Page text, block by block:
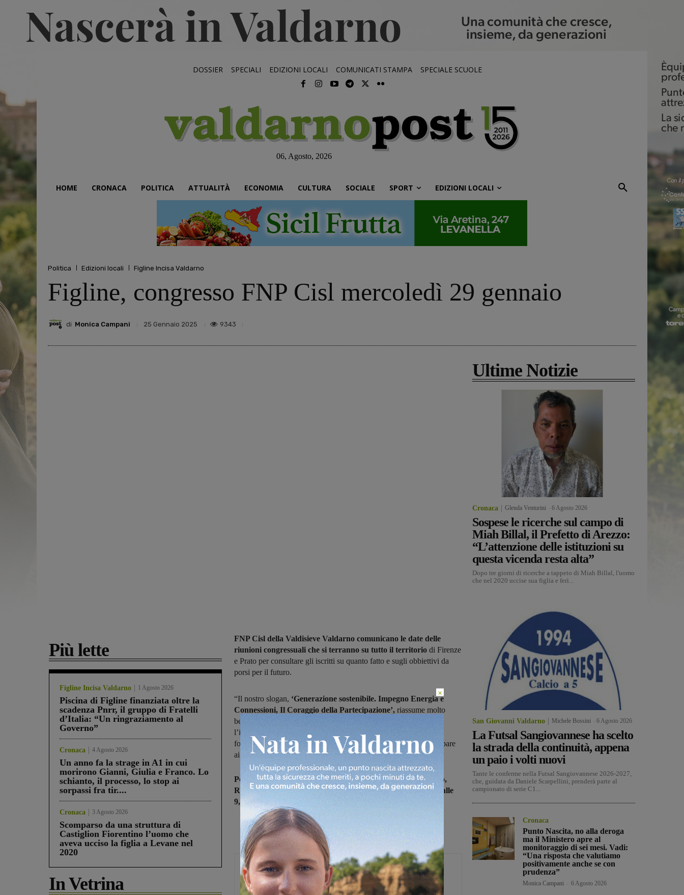
DOSSIER SPECIALI EDIZIONI LOCALI COMUNICATI STAMPA SPECIALE SCUOLE
06, Agosto, 2026
HOME CRONACA POLITICA ATTUALITÀ ECONOMIA CULTURA SOCIALE SPORT EDIZIONI LOCALI
Politica Edizioni locali Figline Incisa Valdarno
Figline, congresso FNP Cisl mercoledì 29 gennaio
di Monica Campani 25 Gennaio 2025 9343
Più lette
Figline Incisa Valdarno 1 Agosto 2026
Piscina di Figline finanziata oltre la
scadenza Pnrr, il gruppo di Fratelli
d’Italia: “Un ringraziamento al
Governo”
Cronaca 4 Agosto 2026
Un anno fa la strage in A1 in cui
morirono Gianni, Giulia e Franco. Lo
schianto, il processo, lo stop ai
sorpassi fra tir....
Cronaca 3 Agosto 2026
Scomparso da una struttura di
Castiglion Fiorentino l’uomo che
aveva ucciso la figlia a Levane nel
2020
In Vetrina
FNP Cisl della Valdisieve Valdarno comunicano le date delle
riunioni congressuali che si terranno su tutto il territorio di Firenze
e Prato per consultare gli iscritti su quanto fatto e sugli obbiettivi da
porsi per il futuro.
“Il nostro slogan, ‘Generazione sostenibile. Impegno Energia e
Connessioni, Il Coraggio della Partecipazione’, riassume molto
bene quale sia il nostro percorso per i prossimi anni, per questo
l’impegno di tutti gli iscritti alla FNP Cisl di Firenze e Prato è
fondamentale e il primo passo di questo nuovo percorso è partecipare
ai Precongressi di base”.
Per l’area Valdarno, per i comuni diFigline e Incisa Valdarno,
Reggello, Rignano la riunione si terrà mercoledì 29 Gennaio alle
9,30 al Circolo MCL Ponterosso di Figline Valdarno.
Monica Campani
Direttore
Ultime Notizie
Cronaca Glenda Venturini 6 Agosto 2026
Sospese le ricerche sul campo di
Miah Billal, il Prefetto di Arezzo:
“L’attenzione delle istituzioni su
questa vicenda resta alta”
Dopo tre giorni di ricerche a tappeto di Miah Billal, l'uomo
che nel 2020 uccise sua figlia e ferì...
San Giovanni Valdarno Michele Bossini 6 Agosto 2026
La Futsal Sangiovannese ha scelto
la strada della continuità, appena
un paio i volti nuovi
Tante le conferme nella Futsal Sangiovannese 2026-2027,
che, guidata da Daniele Scarpellini, prenderà parte al
campionato di serie C1...
Cronaca
Punto Nascita, no alla deroga
ma il Ministero apre al
monitoraggio di sei mesi. Vadi:
“Una risposta che valutiamo
positivamente anche se con
prudenza”
Monica Campani 6 Agosto 2026
×